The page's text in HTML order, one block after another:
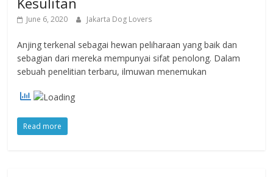
June 6, 2020 Jakarta Dog Lovers
Anjing terkenal sebagai hewan peliharaan yang baik dan
sebagian dari mereka mempunyai sifat penolong. Dalam
sebuah penelitian terbaru, ilmuwan menemukan
Read more